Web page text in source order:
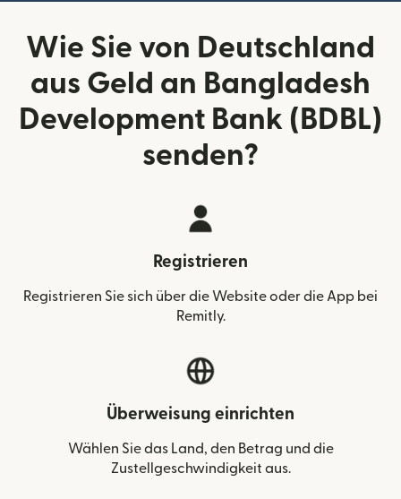
Wie Sie von Deutschland
aus Geld an Bangladesh
Development Bank (BDBL)
senden?
Registrieren
Registrieren Sie sich über die Website oder die App bei
Remitly.
Überweisung einrichten
Wählen Sie das Land, den Betrag und die
Zustellgeschwindigkeit aus.